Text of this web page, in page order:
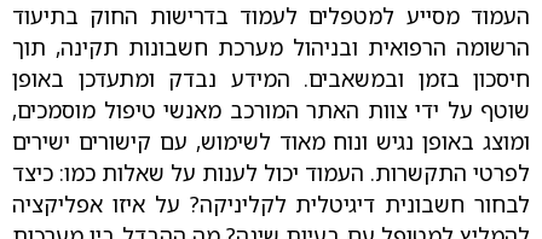
העמוד מסייע למטפלים לעמוד בדרישות החוק בתיעוד
הרשומה הרפואית ובניהול מערכת חשבונות תקינה, תוך
חיסכון בזמן ובמשאבים. המידע נבדק ומתעדכן באופן
שוטף על ידי צוות האתר המורכב מאנשי טיפול מוסמכים,
ומוצג באופן נגיש ונוח מאוד לשימוש, עם קישורים ישירים
לפרטי התקשרות. העמוד יכול לענות על שאלות כמו: כיצד
לבחור חשבונית דיגיטלית לקליניקה? על איזו אפליקציה